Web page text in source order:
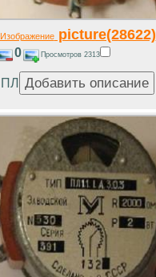
Изображениеpicture(28622)
0 Просмотров 2313
ПЛ